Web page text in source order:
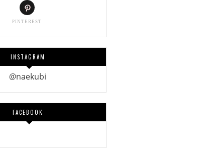
PINTEREST
INSTAGRAM
@naekubi
FACEBOOK